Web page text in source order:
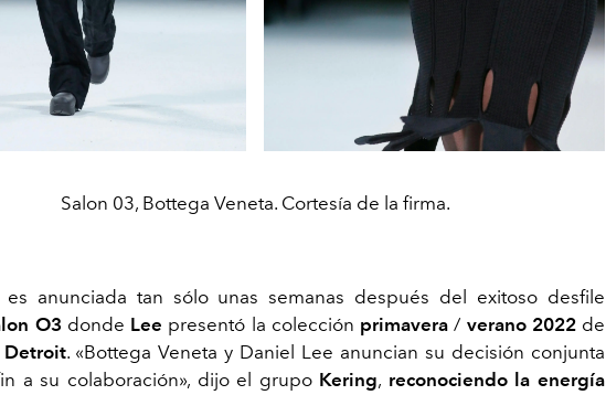
Salon 03, Bottega Veneta. Cortesía de la firma.
es anunciada tan sólo unas semanas después del exitoso desfile
O3 donde Lee presentó la colección primavera / verano 2022de
Detroit. «Bottega Veneta y Daniel Lee anuncian su decisión conjunta
a su colaboración», dijo el grupo Kering, reconociendo la energía